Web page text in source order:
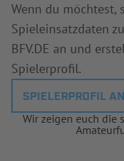
Wenn du
Spieleinsatzdaten
BFV.DE an und
Spielerprofil.
SPIELERPROFIL
Wir zeigen euch die